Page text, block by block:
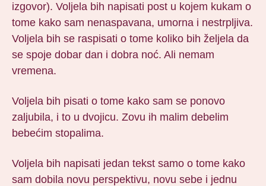
izgovor). Voljela bih napisati post u kojem kukam o
tome kako sam nenaspavana, umorna i nestrpljiva.
Voljela bih se raspisati o tome koliko bih željela da
se spoje dobar dan i dobra noć. Ali nemam
vremena.
Voljela bih pisati o tome kako sam se ponovo
zaljubila, i to u dvojicu. Zovu ih malim debelim
bebećim stopalima.
Voljela bih napisati jedan tekst samo o tome kako
sam dobila novu perspektivu, novu sebe i jednu